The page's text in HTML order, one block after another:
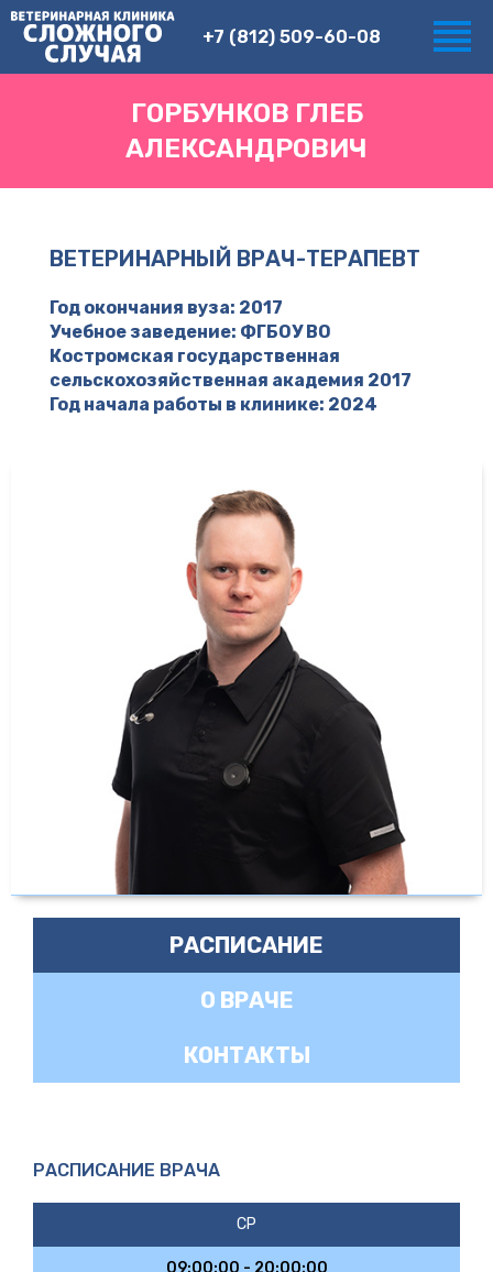
+7 (812) 509-60-08
ГОРБУНКОВ ГЛЕБ
АЛЕКСАНДРОВИЧ
ВЕТЕРИНАРНЫЙ ВРАЧ-ТЕРАПЕВТ
Год окончания вуза: 2017
Учебное заведение: ФГБОУ ВО
Костромская государственная
сельскохозяйственная академия 2017
Год начала работы в клинике: 2024
РАСПИСАНИЕ
О ВРАЧЕ
КОНТАКТЫ
РАСПИСАНИЕ ВРАЧА
СР
09:00:00 - 20:00:00